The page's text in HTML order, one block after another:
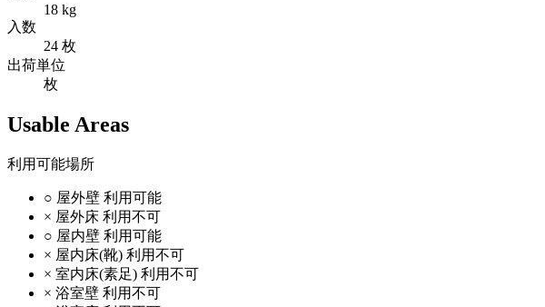
18 kg
入数
24 枚
出荷単位
枚
Usable Areas
利用可能場所
○ 屋外壁 利用可能
× 屋外床 利用不可
○ 屋内壁 利用可能
× 屋内床(靴) 利用不可
× 室内床(素足) 利用不可
× 浴室壁 利用不可